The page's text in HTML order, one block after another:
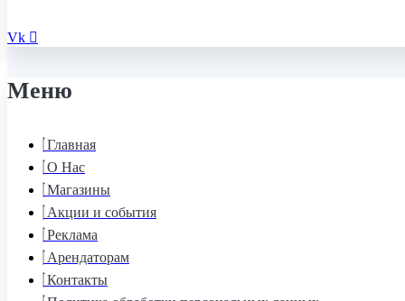
Vk
Меню
Главная
О Нас
Магазины
Акции и события
Реклама
Арендаторам
Контакты